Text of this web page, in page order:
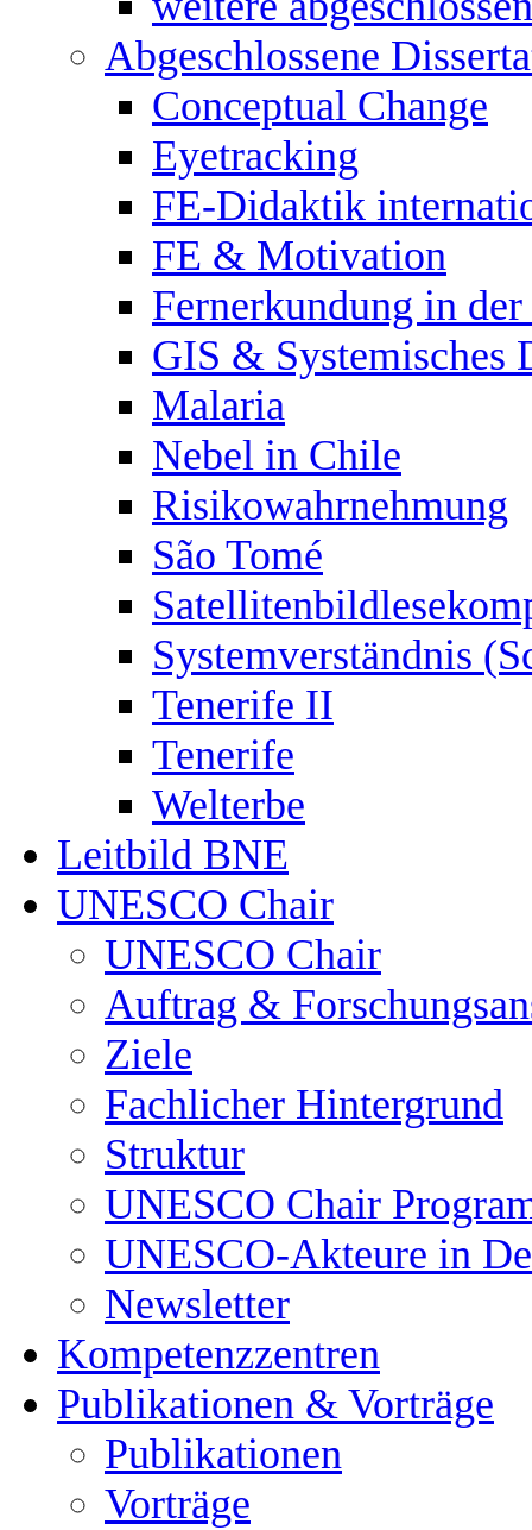
Abgeschlossene
Conceptual Change
Eyetracking
FE-Didaktik
FE & Motivation
Fernerkundung in
GIS & Systemisches
Malaria
Nebel in Chile
Risikowahrnehmung
São Tomé
Systemverständnis
Tenerife II
Tenerife
Welterbe
Leitbild BNE
UNESCO Chair
UNESCO Chair
Auftrag &
Ziele
Fachlicher Hintergrund
Struktur
UNESCO Chair
UNESCO-Akteure in
Newsletter
Kompetenzzentren
Publikationen & Vorträge
Publikationen
Vorträge